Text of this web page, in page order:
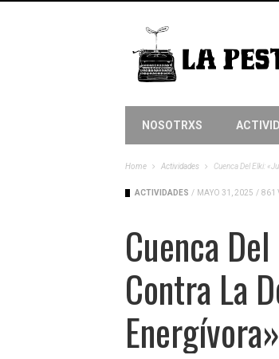
NOSOTRXS
Home Actividades Cuenca Del Elki:
ACTIVIDADES / MAYO 31, 2025 / 861
Cuenca
Contra La
Energívora»